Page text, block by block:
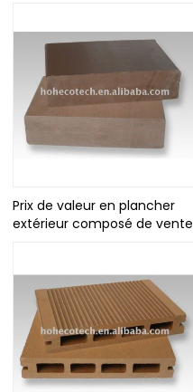
Prix de valeur en plancher
extérieur composé de vente